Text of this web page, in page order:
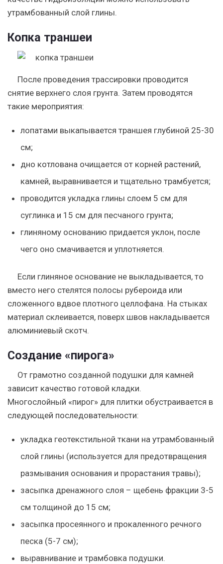
утрамбованный слой глины.
Копка траншеи
После проведения трассировки проводится
снятие верхнего слоя грунта. Затем проводятся
такие мероприятия:
лопатами выкапывается траншея глубиной 25-30
см;
дно котлована очищается от корней растений,
камней, выравнивается и тщательно трамбуется;
проводится укладка глины слоем 5 см для
суглинка и 15 см для песчаного грунта;
глиняному основанию придается уклон, после
чего оно смачивается и уплотняется.
Если глиняное основание не выкладывается, то
вместо него стелятся полосы рубероида или
сложенного вдвое плотного целлофана. На стыках
материал склеивается, поверх швов накладывается
алюминиевый скотч.
Создание «пирога»
От грамотно созданной подушки для камней
зависит качество готовой кладки.
Многослойный «пирог» для плитки обустраивается в
следующей последовательности:
укладка геотекстильной ткани на утрамбованный
слой глины (используется для предотвращения
размывания основания и прорастания травы);
засыпка дренажного слоя – щебень фракции 3-5
см толщиной до 15 см;
засыпка просеянного и прокаленного речного
песка (5-7 см);
выравнивание и трамбовка подушки.